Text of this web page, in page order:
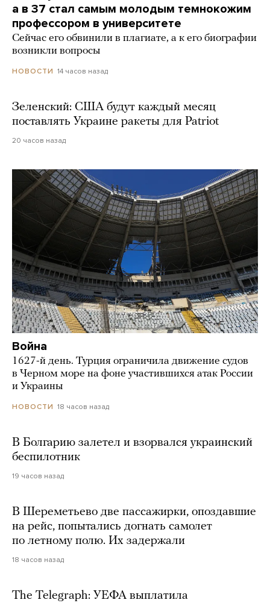
а в 37 стал самым молодым темнокожим
профессором в университете
Сейчас его обвинили в плагиате, а к его биографии
возникли вопросы
НОВОСТИ 14 часов назад
Зеленский: США будут каждый месяц
поставлять Украине ракеты для Patriot
20 часов назад
Война
1627-й день. Турция ограничила движение судов
в Черном море на фоне участившихся атак России
и Украины
НОВОСТИ 18 часов назад
В Болгарию залетел и взорвался украинский
беспилотник
19 часов назад
В Шереметьево две пассажирки, опоздавшие
на рейс, попытались догнать самолет
по летному полю. Их задержали
18 часов назад
The Telegraph: УЕФА выплатила